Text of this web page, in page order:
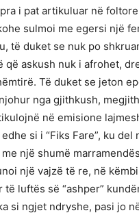
i pat artikuluar në
sulmoi me egersi një
të duket se nuk po
që askush nuk i afrohet,
Të duket se jeton
nga gjithkush,
në emisione
si i “Fiks Fare”, ku
një shumë
një vajzë të re, në
luftës së “ashper”
si ngjet ndryshe, pasi jo